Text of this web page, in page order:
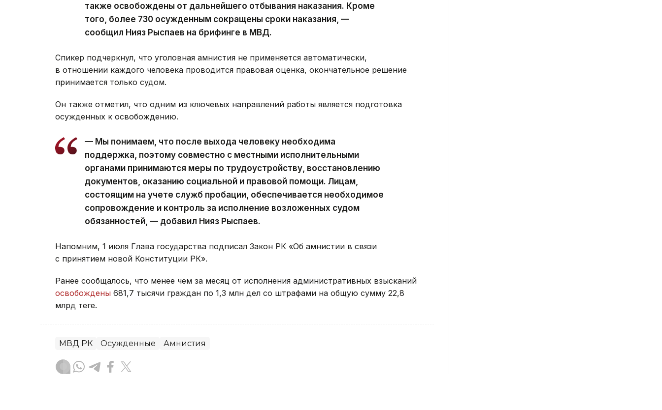
также освобождены от дальнейшего отбывания наказания. Кроме
того, более 730 осужденным сокращены сроки наказания, —
сообщил Нияз Рыспаев на брифинге в МВД.
Спикер подчеркнул, что уголовная амнистия не применяется автоматически,
в отношении каждого человека проводится правовая оценка, окончательное решение
принимается только судом.
Он также отметил, что одним из ключевых направлений работы является подготовка
осужденных к освобождению.
— Мы понимаем, что после выхода человеку необходима
поддержка, поэтому совместно с местными исполнительными
органами принимаются меры по трудоустройству, восстановлению
документов, оказанию социальной и правовой помощи. Лицам,
состоящим на учете служб пробации, обеспечивается необходимое
сопровождение и контроль за исполнение возложенных судом
обязанностей, — добавил Нияз Рыспаев.
Напомним, 1 июля Глава государства подписал Закон РК «Об амнистии в связи
с принятием новой Конституции РК».
Ранее сообщалось, что менее чем за месяц от исполнения административных взысканий
освобождены 681,7 тысячи граждан по 1,3 млн дел со штрафами на общую сумму 22,8
млрд теңге.
МВД РК Осужденные Амнистия